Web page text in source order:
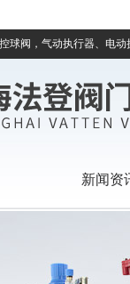
球阀，气动执行器、电
新闻资